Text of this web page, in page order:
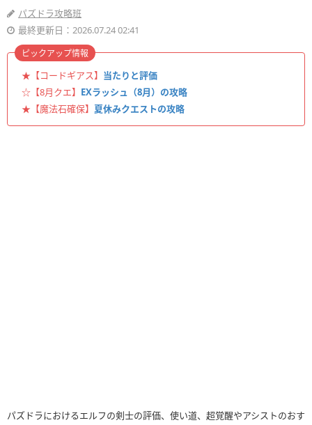
パズドラ攻略班
最終更新日：2026.07.24 02:41
★【コードギアス】 当たりと評価
☆【8月クエ】 EXラッシュ（8月）の攻略
★【魔法石確保】 夏休みクエストの攻略
ピックアップ情報
パズドラにおけるエルフの剣士の評価、使い道、超覚醒やアシストのおす